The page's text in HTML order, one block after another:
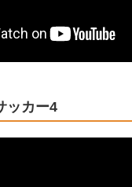
ッカー4